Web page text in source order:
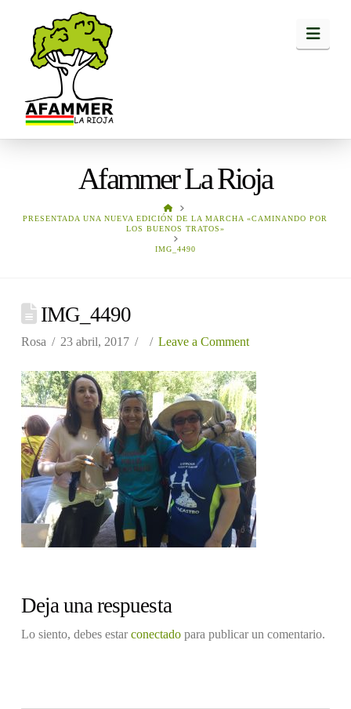
Afammer La Rioja
HOME
PRESENTADA UNA NUEVA EDICIÓN DE LA MARCHA «CAMINANDO POR
LOS BUENOS TRATOS»
IMG_4490
IMG_4490
Rosa 23 abril, 2017 Leave a Comment
Deja una respuesta
Lo siento, debes estarconectadopara publicar un comentario.